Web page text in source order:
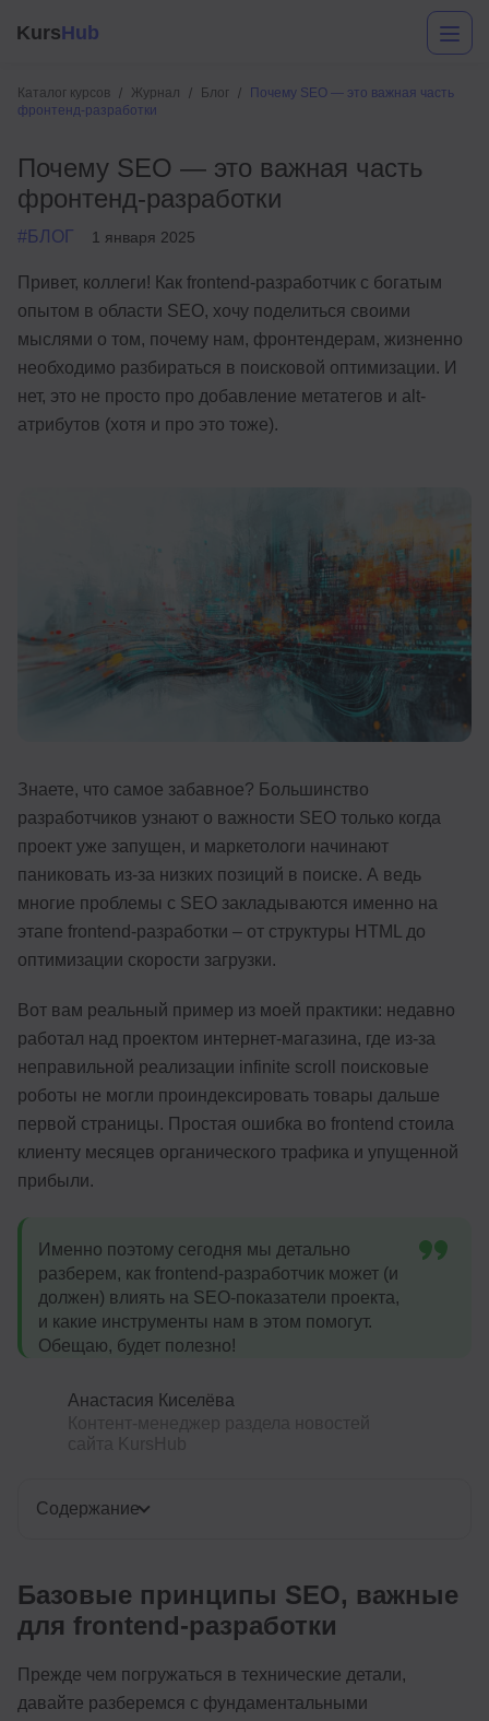
KursHub
Каталог курсов Журнал Блог
Почему SEO — это важная часть
фронтенд-разработки
Почему SEO — это важная часть
фронтенд-разработки
#БЛОГ 1 января 2025
Привет, коллеги! Как frontend-разработчик с богатым
опытом в области SEO, хочу поделиться своими
мыслями о том, почему нам, фронтендерам, жизненно
необходимо разбираться в поисковой оптимизации. И
нет, это не просто про добавление метатегов и alt-
атрибутов (хотя и про это тоже).
Знаете, что самое забавное? Большинство
разработчиков узнают о важности SEO только когда
проект уже запущен, и маркетологи начинают
паниковать из-за низких позиций в поиске. А ведь
многие проблемы с SEO закладываются именно на
этапе frontend-разработки – от структуры HTML до
оптимизации скорости загрузки.
Вот вам реальный пример из моей практики: недавно
работал над проектом интернет-магазина, где из-за
неправильной реализации infinite scroll поисковые
роботы не могли проиндексировать товары дальше
первой страницы. Простая ошибка во frontend стоила
клиенту месяцев органического трафика и упущенной
прибыли.
Именно поэтому сегодня мы детально
разберем, как frontend-разработчик может (и
должен) влиять на SEO-показатели проекта,
и какие инструменты нам в этом помогут.
Обещаю, будет полезно!
Анастасия Киселёва
Содержание
Базовые принципы SEO, важные
для frontend-разработки
Прежде чем погружаться в технические детали,
давайте разберемся с фундаментальными
Разработка
Маркетинг
Дизайн
Аналитика
Детям
Акции и промокоды